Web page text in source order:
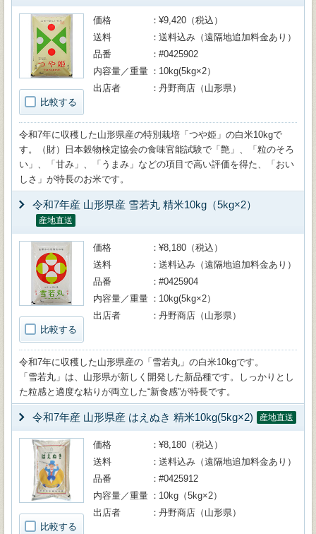
比較する
価格
¥9,420（税込）
送料
送料込み（遠隔地追加料金あり）
品番
#0425902
内容量／重量
10kg(5kg×2）
出店者
丹野商店（山形県）
令和7年に収穫した山形県産の特別栽培「つや姫」の白米10kgで
す。（財）日本穀物検定協会の食味官能試験で「艶」、「粒のそろ
い」、「甘み」、「うまみ」などの項目で高い評価を得た、「おい
しさ」が特長のお米です。
令和7年産 山形県産 雪若丸 精米10kg（5kg×2）
産地直送
比較する
価格
¥8,180（税込）
送料
送料込み（遠隔地追加料金あり）
品番
#0425904
内容量／重量
10kg(5kg×2）
出店者
丹野商店（山形県）
令和7年に収穫した山形県産の「雪若丸」の白米10kgです。
「雪若丸」は、山形県が新しく開発した新品種です。しっかりとし
た粒感と適度な粘りが両立した“新食感”が特長です。
令和7年産 山形県産 はえぬき 精米10kg(5kg×2) 産地直送
比較する
価格
¥8,180（税込）
送料
送料込み（遠隔地追加料金あり）
品番
#0425912
内容量／重量
10kg（5kg×2）
出店者
丹野商店（山形県）